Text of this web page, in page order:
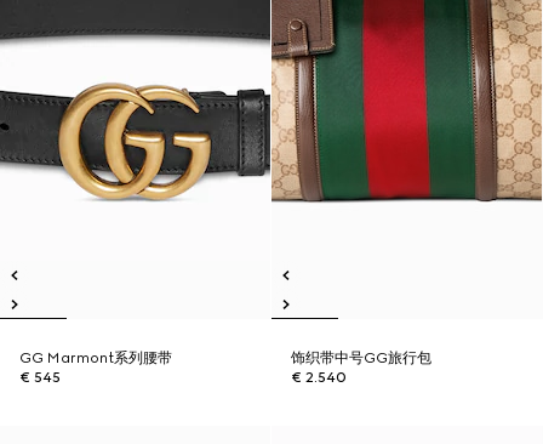
GG Marmont系列腰带
€ 545
饰织带中号GG旅行包
€ 2.540